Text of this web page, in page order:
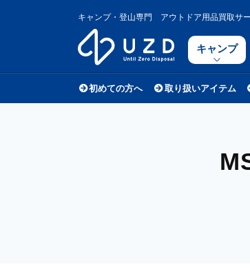
キャンプ・登山専門 アウトドア用品買取サ
キャンプ
初めての方へ 取り扱いアイテム